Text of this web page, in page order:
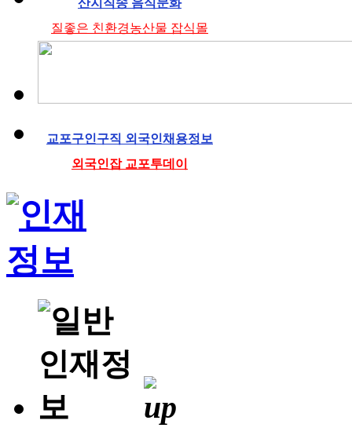
산지직송 음식문화
질좋은 친환경농산물 잡식몰
교포구인구직 외국인채용정보
외국인잡 교포투데이